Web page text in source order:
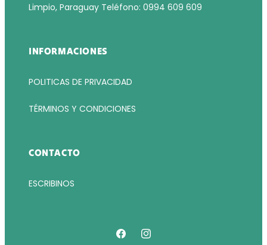
Limpio, Paraguay Teléfono: 0994 609 609
INFORMACIONES
POLITICAS DE PRIVACIDAD
TÉRMINOS Y CONDICIONES
CONTACTO
ESCRIBINOS
FacebookInstagram